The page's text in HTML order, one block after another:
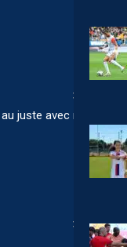
juste avec notre